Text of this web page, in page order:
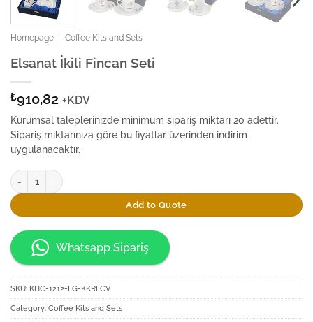
Homepage Coffee Kits and Sets
Elsanat İkili Fincan Seti
₺910,82 +KDV
Kurumsal taleplerinizde minimum sipariş miktarı 20 adettir.
Sipariş miktarınıza göre bu fiyatlar üzerinden indirim
uygulanacaktır.
Elsanat İkili Fincan Seti quantity
Add to Quote
Whatsapp Sipariş
SKU: KHC-1212-LG-KKRLCV
Category: Coffee Kits and Sets